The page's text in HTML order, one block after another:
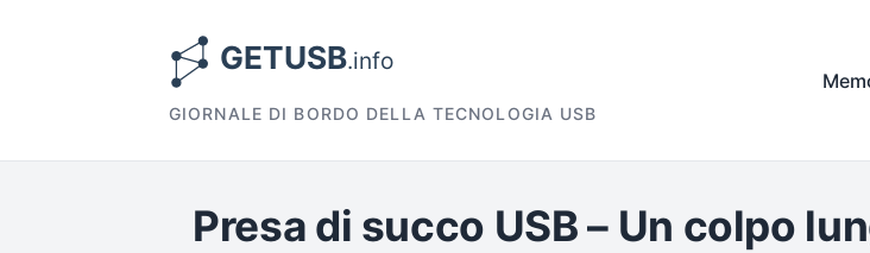
GIORNALE DI BORDO DELLA TECNOLOGIA USB
Presa di succo USB – Un colpo